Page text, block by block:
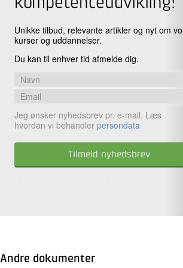
Unikke tilbud, relevante artikler og nyt om
kurser og uddannelser.
Du kan til enhver tid afmelde dig.
Jeg ønsker nyhedsbrev pr. e-mail. Læs
hvordan vi behandler persondata
Andre dokumenter